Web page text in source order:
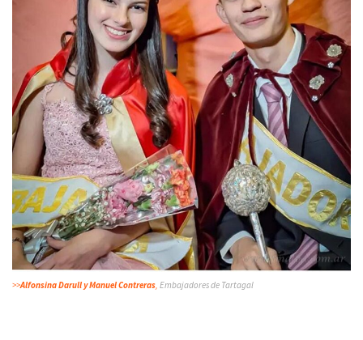
>>Alfonsina Darull y Manuel Contreras Embajadores de Tartagal